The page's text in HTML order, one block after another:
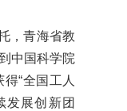
，青海省教
中国科学院
“全国工人
发展创新团